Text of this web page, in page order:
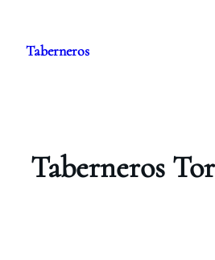
contenido
Taberneros
Taberneros